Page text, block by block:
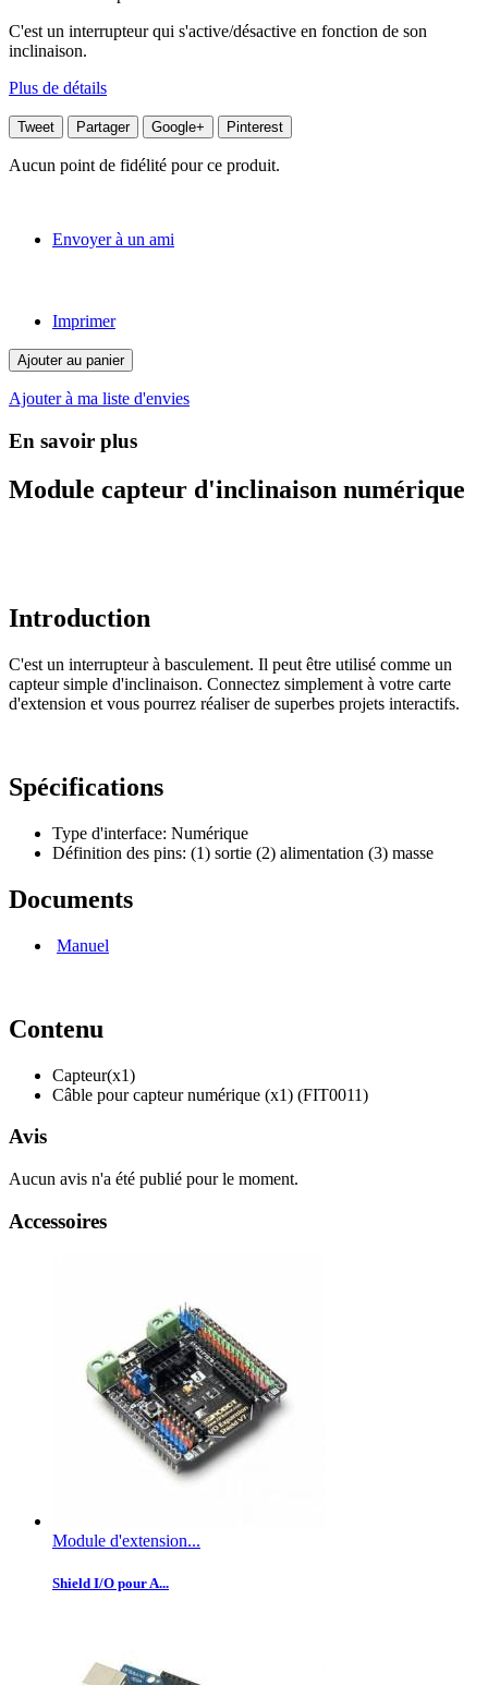
C'est un interrupteur qui s'active/désactive en fonction de son
inclinaison.
Plus de détails
Tweet Partager Google+ Pinterest
Aucun point de fidélité pour ce produit.
Envoyer à un ami
Imprimer
Ajouter au panier
Ajouter à ma liste d'envies
En savoir plus
Module capteur d'inclinaison numérique
Introduction
C'est un interrupteur à basculement. Il peut être utilisé comme un
capteur simple d'inclinaison. Connectez simplement à votre carte
d'extension et vous pourrez réaliser de superbes projets interactifs.
Spécifications
Type d'interface: Numérique
Définition des pins: (1) sortie (2) alimentation (3) masse
Documents
Manuel
Contenu
Capteur(x1)
Câble pour capteur numérique (x1) (FIT0011)
Avis
Aucun avis n'a été publié pour le moment.
Accessoires
Module d'extension...
Shield I/O pour A...